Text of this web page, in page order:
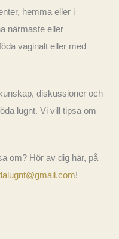
hemma eller i
närmaste eller
vaginalt eller med
diskussioner och
lugnt. Vi vill tipsa om
om? Hör av dig här, på
!